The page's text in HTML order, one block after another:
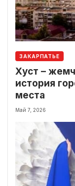
ЗАКАРПАТЬЕ
Хуст –
история
места
Май 7, 2026